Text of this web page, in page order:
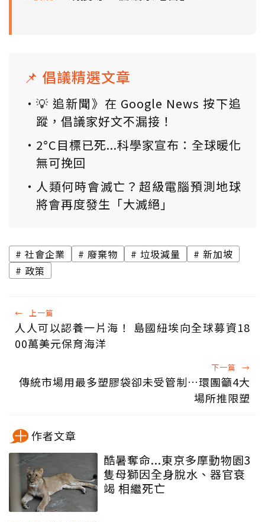
📌 倡議精選文章
💡 追新聞》在 Google News 按下追
蹤，倡議家好文不漏接！
2°C目標已死...科學家宣布：全球暖化
無可挽回
人類何時會滅亡？超級電腦預測地球
將會再度發生「大滅絕」
社會企業 廢棄物 垃圾減量
新加坡
政策
← 上一篇
人人可以認養一片海！ 島國紐埃向全球募資18
00萬美元保育海洋
下一篇 →
傳統市場用最多塑膠袋卻未受管制…環團籲4大
場所推限塑
作者文章
酷暑奪命...東京多摩動物園3
隻母獅因全身脫水、器官衰
竭 相繼死亡